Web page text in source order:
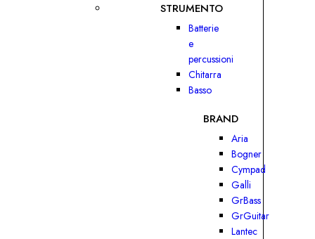
STRUMENTO
Batterie
e
percussioni
Chitarra
Basso
BRAND
Aria
Bogner
Cympad
Galli
GrBass
GrGuitar
Lantec